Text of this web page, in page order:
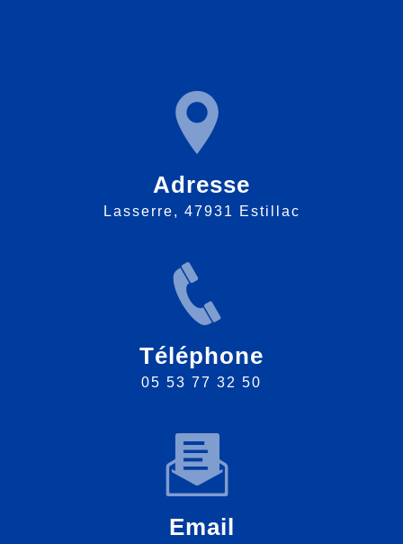
Adresse
Lasserre, 47931 Estillac
Téléphone
05 53 77 32 50
Email